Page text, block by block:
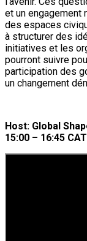
et un engagement
des espaces
à structurer des
initiatives et les
pourront suivre
participation des
un changement
Host: Global
15:00 – 16:45 CAT